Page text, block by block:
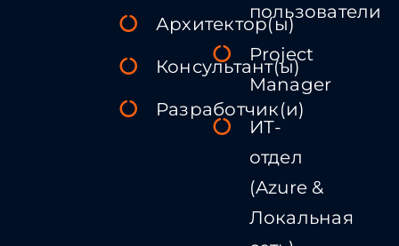
Архитектор(ы)
Консультант(ы)
Разработчик(и)
пользователи
Project
Manager
ИТ-
отдел
(Azure &
Локальная